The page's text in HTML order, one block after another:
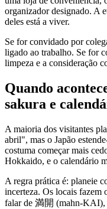
organizador designado. A
deles está a viver.
Se for convidado por
ligado ao trabalho. Se for
limpeza e a consideração
Quando
sakura e
A maioria dos visitantes
abril", mas o Japão
costuma começar mais
Hokkaido, e o calendário
A regra prática é: planeie
incerteza. Os locais fazem
falar de 満開 (mahn-KAI),